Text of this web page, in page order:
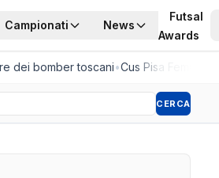
Campionati News
Futsal
Awards
dei bomber toscani•Cus Pisa
CERCA